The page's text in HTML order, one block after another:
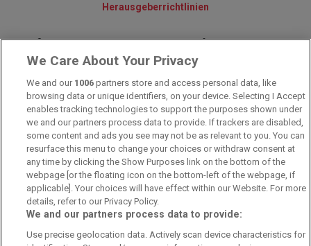
Herausgeberrichtlinien
© 2010-2025 - Sportwettentest.net - Der große Sportwettentest
Sportwetten Angebote sind nur für Volljährige verfügbar. Es gelten
immer die AGB auf den jeweiligen Webseiten der Buchmacher.
Wetten kann Spaß, aber auch süchtig machen!
Suchtrisiken, Glücksspiel kann süchtig machen - Hilfe finden Sie auf
We Care About Your Privacy
We and our 1006 partners store and access personal data, like
browsing data or unique identifiers, on your device. Selecting I Accept
enables tracking technologies to support the purposes shown under
we and our partners process data to provide. If trackers are disabled,
some content and ads you see may not be as relevant to you. You can
resurface this menu to change your choices or withdraw consent at
any time by clicking the Show Purposes link on the bottom of the
webpage [or the floating icon on the bottom-left of the webpage, if
applicable]. Your choices will have effect within our Website. For more
details, refer to our Privacy Policy.
We and our partners process data to provide:
Use precise geolocation data. Actively scan device characteristics for